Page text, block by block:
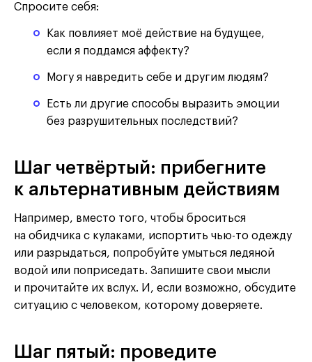
Спросите себя:
Как повлияет моё действие на будущее,
если я поддамся аффекту?
Могу я навредить себе и другим людям?
Есть ли другие способы выразить эмоции
без разрушительных последствий?
Шаг четвёртый: прибегните
к альтернативным действиям
Например, вместо того, чтобы броситься
на обидчика с кулаками, испортить чью-то одежду
или разрыдаться, попробуйте умыться ледяной
водой или поприседать. Запишите свои мысли
и прочитайте их вслух. И, если возможно, обсудите
ситуацию с человеком, которому доверяете.
Шаг пятый: проведите